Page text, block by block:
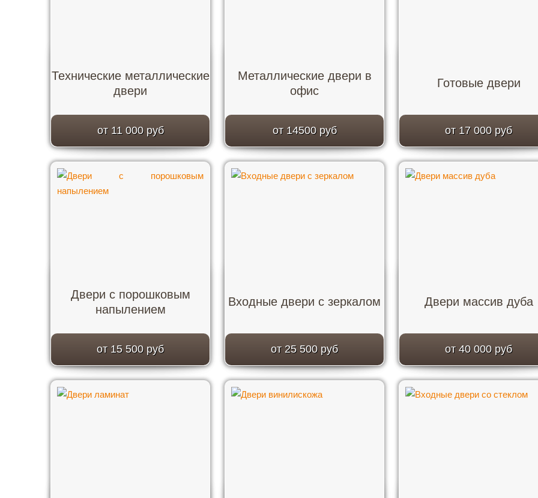
Технические металлические
двери
от 11 000 руб
Металлические двери в
офис
от 14500 руб
Готовые двери
от 17 000 руб
Двери с порошковым
напылением
от 15 500 руб
Входные двери с зеркалом
от 25 500 руб
Двери массив дуба
от 40 000 руб